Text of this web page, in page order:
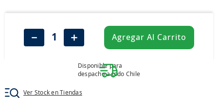
＋
－ Agregar Al Carrito
Disponible para
despacho a todo Chile
Ver Stock en Tiendas
john deere